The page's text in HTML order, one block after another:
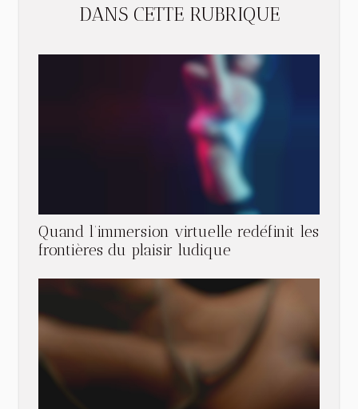
DANS CETTE RUBRIQUE
Quand l’immersion virtuelle redéfinit les
frontières du plaisir ludique